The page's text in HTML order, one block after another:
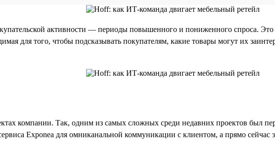
активности — периоды повышенного и пониженного спроса.
для того, чтобы подсказывать покупателям, какие товары могут их
компании. Так, одним из самых сложных среди недавних проектов был
Exponea для омниканальной коммуникации с клиентом, а прямо